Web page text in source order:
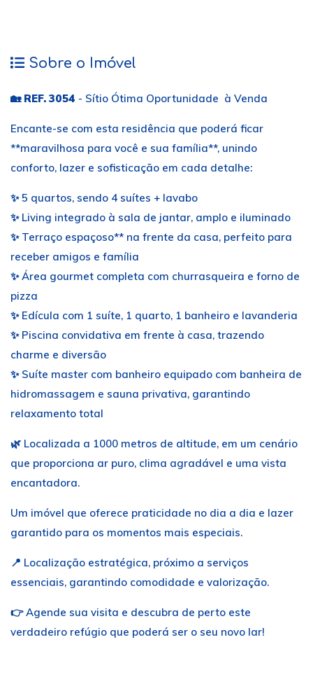
Sobre o Imóvel
🏡 REF. 3054 - Sítio Ótima Oportunidade à Venda
Encante-se com esta residência que poderá ficar
**maravilhosa para você e sua família**, unindo
conforto, lazer e sofisticação em cada detalhe:
✨ 5 quartos, sendo 4 suítes + lavabo
✨ Living integrado à sala de jantar, amplo e iluminado
✨ Terraço espaçoso** na frente da casa, perfeito para
receber amigos e família
✨ Área gourmet completa com churrasqueira e forno de
pizza
✨ Edícula com 1 suíte, 1 quarto, 1 banheiro e lavanderia
✨ Piscina convidativa em frente à casa, trazendo
charme e diversão
✨ Suíte master com banheiro equipado com banheira de
hidromassagem e sauna privativa, garantindo
relaxamento total
🌿 Localizada a 1000 metros de altitude, em um cenário
que proporciona ar puro, clima agradável e uma vista
encantadora.
Um imóvel que oferece praticidade no dia a dia e lazer
garantido para os momentos mais especiais.
📍 Localização estratégica, próximo a serviços
essenciais, garantindo comodidade e valorização.
👉 Agende sua visita e descubra de perto este
verdadeiro refúgio que poderá ser o seu novo lar!